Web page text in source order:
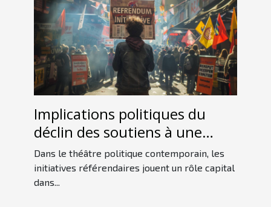
Implications politiques du
déclin des soutiens à une
initiative référendaire
Dans le théâtre politique contemporain, les
initiatives référendaires jouent un rôle capital
dans...